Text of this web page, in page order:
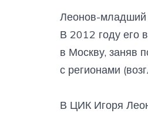
Леонов-младший
В 2012 году его
в Москву, заняв
с регионами
В ЦИК Игоря